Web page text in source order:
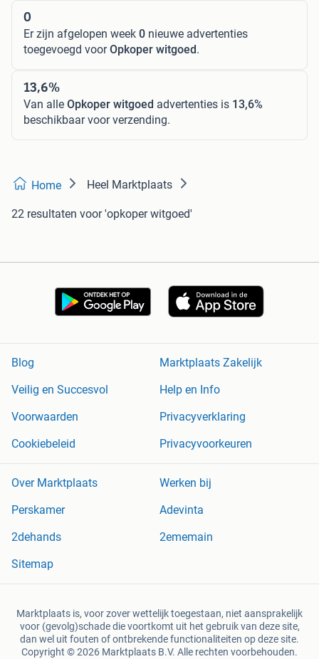
0
Er zijn afgelopen week 0 nieuwe advertenties
toegevoegd voorOpkoper witgoed.
13,6%
Van alle Opkoper witgoed advertenties is 13,6%
beschikbaar voor verzending.
Home Heel Marktplaats
22 resultaten voor 'opkoper witgoed'
Blog
Marktplaats Zakelijk
Veilig en Succesvol
Help en Info
Voorwaarden
Privacyverklaring
Cookiebeleid
Privacyvoorkeuren
Over Marktplaats
Werken bij
Perskamer
Adevinta
2dehands
2ememain
Sitemap
Marktplaats is, voor zover wettelijk toegestaan, niet aansprakelijk
voor (gevolg)schade die voortkomt uit het gebruik van deze site,
dan wel uit fouten of ontbrekende functionaliteiten op deze site.
Copyright © 2026 Marktplaats B.V. Alle rechten voorbehouden.